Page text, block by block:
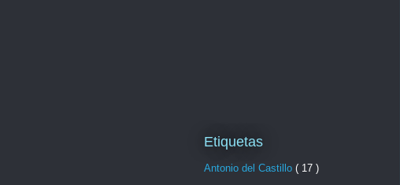
Etiquetas
Antonio del Castillo ( 17 )